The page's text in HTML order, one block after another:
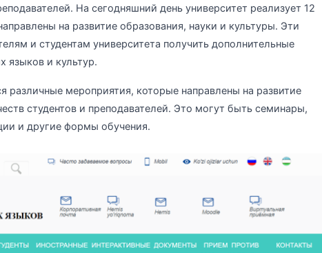
На сегодняшний день университет реализует 12
на развитие образования, науки и культуры. Эти
и студентам университета получить дополнительные
языков и культур.
различные мероприятия, которые направлены на развитие
студентов и преподавателей. Это могут быть семинары,
и другие формы обучения.